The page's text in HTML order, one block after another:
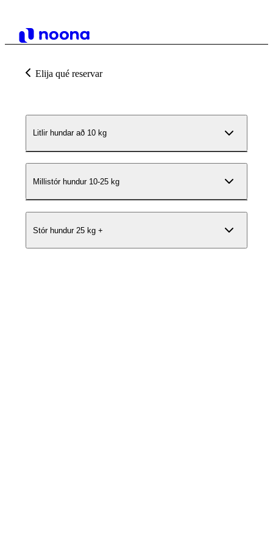
Elija qué reservar
Litlir hundar að 10 kg
Millistór hundur 10-25 kg
Stór hundur 25 kg +